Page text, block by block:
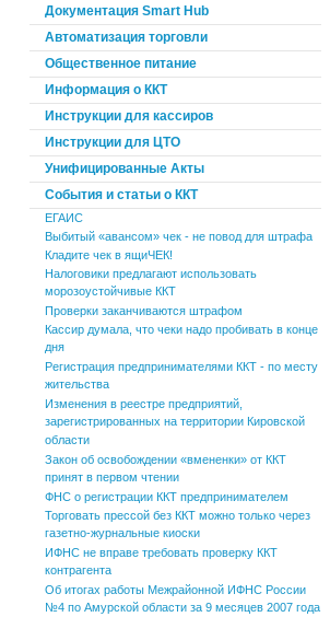
Документация Smart Hub
Автоматизация торговли
Общественное питание
Информация о ККТ
Инструкции для кассиров
Инструкции для ЦТО
Унифицированные Акты
События и статьи о ККТ
ЕГАИС
Выбитый «авансом» чек - не повод для штрафа
Кладите чек в ящиЧЕК!
Налоговики предлагают использовать
морозоустойчивые ККТ
Проверки заканчиваются штрафом
Кассир думала, что чеки надо пробивать в конце
дня
Регистрация предпринимателями ККТ - по месту
жительства
Изменения в реестре предприятий,
зарегистрированных на территории Кировской
области
Закон об освобождении «вмененки» от ККТ
принят в первом чтении
ФНС о регистрации ККТ предпринимателем
Торговать прессой без ККТ можно только через
газетно-журнальные киоски
ИФНС не вправе требовать проверку ККТ
контрагента
Об итогах работы Межрайонной ИФНС России
№4 по Амурской области за 9 месяцев 2007 года